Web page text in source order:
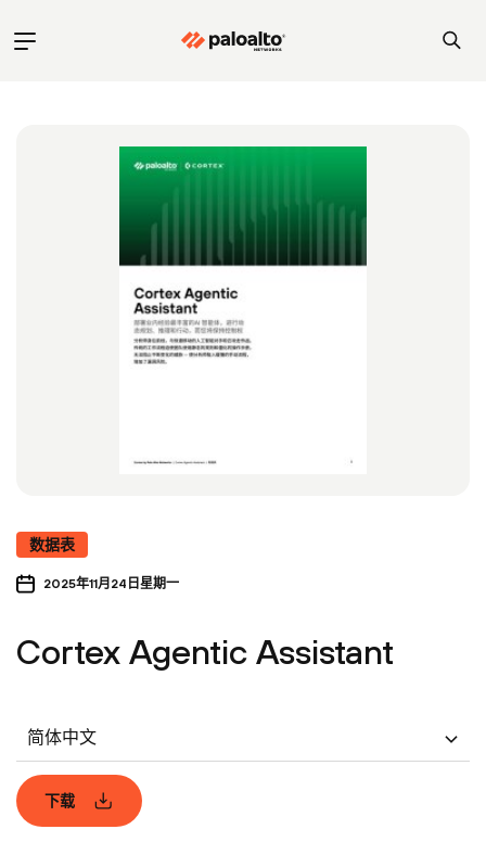
数据表
2025年11月24日星期一
Cortex Agentic Assistant
简体中文
下载